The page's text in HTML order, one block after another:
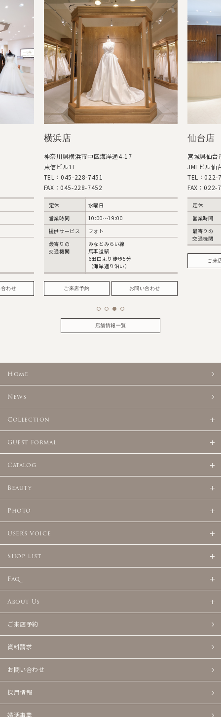
わせ
横浜店
神奈川県横浜市中区海岸通4-17
東信ビル1F
TEL：045-228-7451
FAX：045-228-7452
定休
水曜日
営業時間
10:00〜19:00
提供サービス
フォト
最寄りの
交通機関
みなとみらい線
馬車道駅
6出口より徒歩5分
（海岸通り沿い）
ご来店予約 お問い合わせ
仙台店
宮城県仙
JMFビル仙
TEL：022-
FAX：022-
定休
営業時間
最寄りの
交通機関
ご来
店舗情報一覧
Home
News
Collection
Guest Formal
Catalog
Beauty
Photo
User's Voice
Shop List
Faq
About Us
ご来店予約
資料請求
お問い合わせ
採用情報